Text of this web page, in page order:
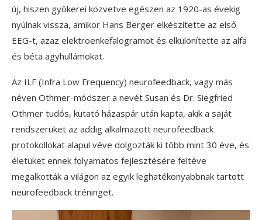
új, hiszen gyökerei közvetve egészen az 1920-as évekig
nyúlnak vissza, amikor Hans Berger elkészítette az első
EEG-t, azaz elektroenkefalogramot és elkülönítette az alfa
és béta agyhullámokat.
Az ILF (Infra Low Frequency) neurofeedback, vagy más
néven Othmer-módszer a nevét Susan és Dr. Siegfried
Othmer tudós, kutató házaspár után kapta, akik a saját
rendszerüket az addig alkalmazott neurofeedback
protokollokat alapul véve dolgozták ki több mint 30 éve, és
életüket ennek folyamatos fejlesztésére feltéve
megalkották a világon az egyik leghatékonyabbnak tartott
neurofeedback tréninget.